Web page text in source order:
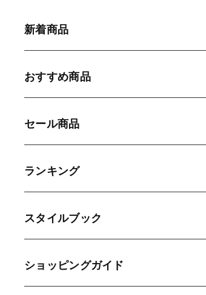
新着商品
おすすめ商品
セール商品
ランキング
スタイルブック
ショッピングガイド